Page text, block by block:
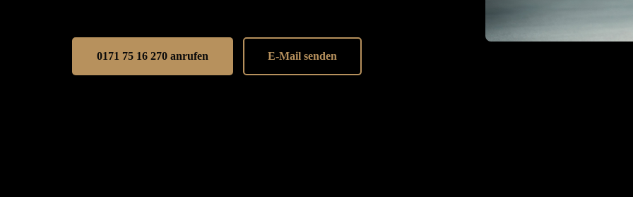
0171 75 16 270 anrufen E-Mail senden